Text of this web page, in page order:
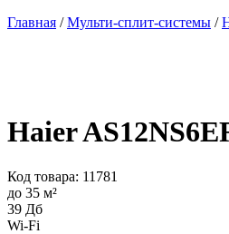
Главная /Мульти-сплит-системы /
Haier
Код товара: 11781
до 35 м²
39 Дб
Wi-Fi